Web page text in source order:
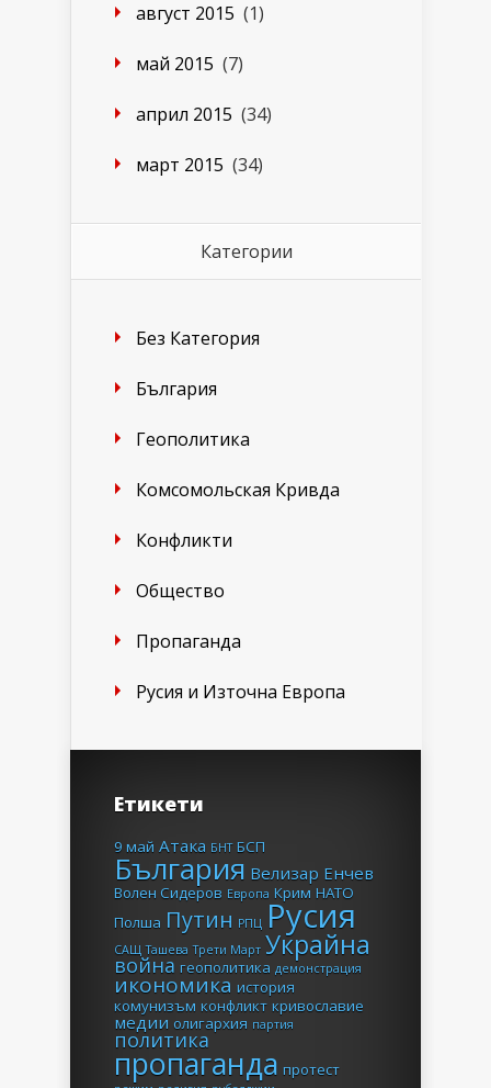
август 2015 (1)
май 2015 (7)
април 2015 (34)
март 2015 (34)
Категории
Без Категория
България
Геополитика
Комсомольская Кривда
Конфликти
Общество
Пропаганда
Русия и Източна Европа
Етикети
9 май Атака БНТ БСП
България Велизар Енчев
Волен Сидеров Европа Крим НАТО
Полша Путин РПЦ Русия
САЩ Ташева Трети Март Украйна
война геополитика демонстрация
икономика история
комунизъм конфликт кривославие
медии олигархия партия
политика
пропаганда протест